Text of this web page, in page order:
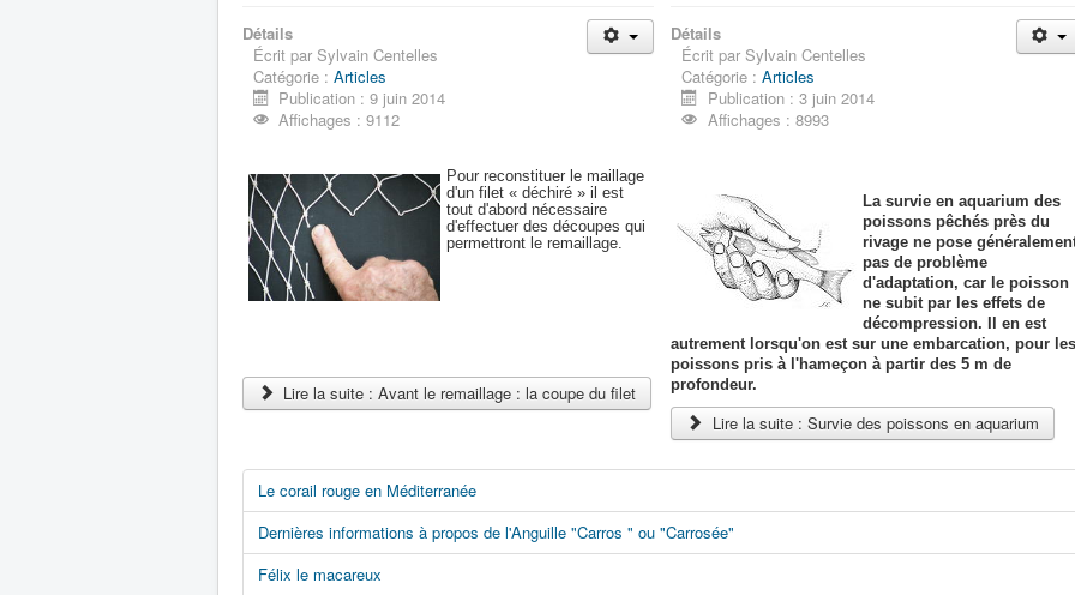
Détails
Écrit par Sylvain Centelles
Catégorie : Articles
Publication : 9 juin 2014
Affichages : 9112
Pour reconstituer le maillage
d'un filet « déchiré » il est
tout d'abord nécessaire
d'effectuer des découpes qui
permettront le remaillage.
Lire la suite : Avant le remaillage : la coupe du filet
Détails
Écrit parSylvain Centelles
Catégorie :Articles
Publication : 3 juin 2014
Affichages : 8993
La survie en aquarium des
poissons pêchés près du
rivage ne pose
pas de problème
d'adaptation, car le poisson
ne subit par les effets de
décompression. Il en est
autrement lorsqu'on est sur une embarcation, pour
poissons pris à l'hameçon à partir des 5 m de
profondeur.
Lire la suite : Survie des poissons en aquarium
Le corail rouge en Méditerranée
Dernières informations à propos de l'Anguille "Carros " ou "Carrosée"
Félix le macareux